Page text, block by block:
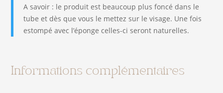
A savoir : le produit est beaucoup plus foncé dans le
tube et dès que vous le mettez sur le visage. Une fois
estompé avec l’éponge celles-ci seront naturelles.
Informations complémentaires